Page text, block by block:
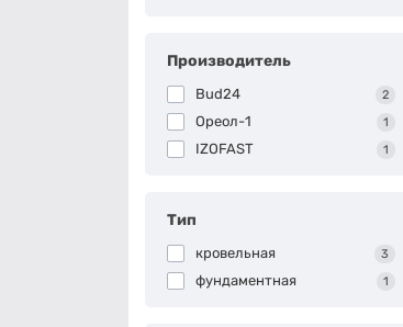
Производитель
Bud24 2
Ореол-1 1
IZOFAST 1
Тип
кровельная 3
фундаментная 1